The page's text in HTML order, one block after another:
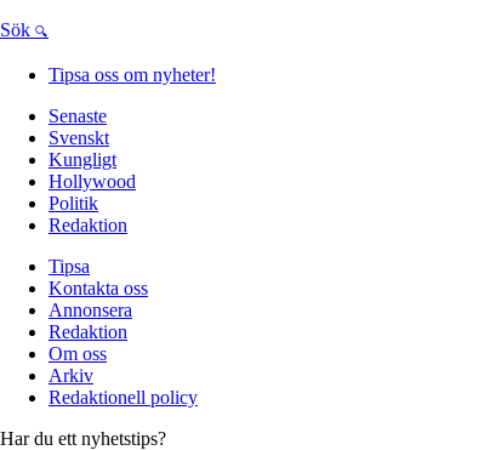
Sök
Tipsa oss om nyheter!
Senaste
Svenskt
Kungligt
Hollywood
Politik
Redaktion
Tipsa
Kontakta oss
Annonsera
Redaktion
Om oss
Arkiv
Redaktionell policy
Har du ett nyhetstips?